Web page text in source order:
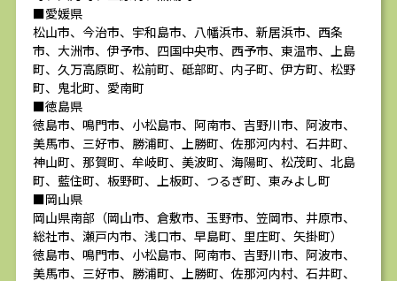
■愛媛県
松山市、今治市、宇和島市、八幡浜市、新居浜市、西条
市、大洲市、伊予市、四国中央市、西予市、東温市、上島
町、久万高原町、松前町、砥部町、内子町、伊方町、松野
町、鬼北町、愛南町
■徳島県
徳島市、鳴門市、小松島市、阿南市、吉野川市、阿波市、
美馬市、三好市、勝浦町、上勝町、佐那河内村、石井町、
神山町、那賀町、牟岐町、美波町、海陽町、松茂町、北島
町、藍住町、板野町、上板町、つるぎ町、東みよし町
■岡山県
岡山県南部（岡山市、倉敷市、玉野市、笠岡市、井原市、
総社市、瀬戸内市、浅口市、早島町、里庄町、矢掛町）
徳島市、鳴門市、小松島市、阿南市、吉野川市、阿波市、
美馬市、三好市、勝浦町、上勝町、佐那河内村、石井町、